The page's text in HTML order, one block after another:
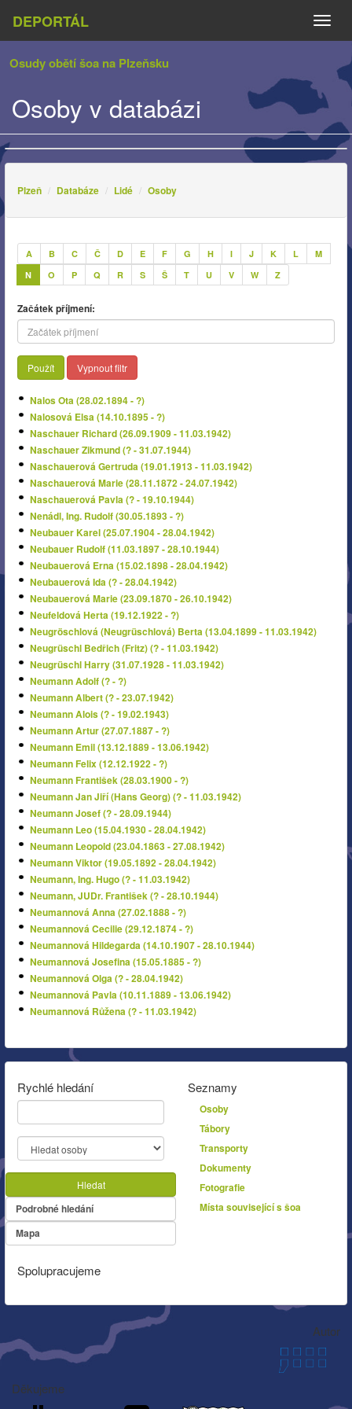
DEPORTÁL
Osudy obětí šoa na Plzeňsku
Osoby v databázi
Plzeň Databáze Lidé Osoby
A B C Č D E F G H I J K L
M
N
O P Q R S Š T U V W Z
Začátek příjmení:
Použít Vypnout filtr
Nalos Ota (28.02.1894 - ?)
Nalosová Elsa (14.10.1895 - ?)
Naschauer Richard (26.09.1909 - 11.03.1942)
Naschauer Zikmund (? - 31.07.1944)
Naschauerová Gertruda (19.01.1913 - 11.03.1942)
Naschauerová Marie (28.11.1872 - 24.07.1942)
Naschauerová Pavla (? - 19.10.1944)
Nenádl, Ing. Rudolf (30.05.1893 - ?)
Neubauer Karel (25.07.1904 - 28.04.1942)
Neubauer Rudolf (11.03.1897 - 28.10.1944)
Neubauerová Erna (15.02.1898 - 28.04.1942)
Neubauerová Ida (? - 28.04.1942)
Neubauerová Marie (23.09.1870 - 26.10.1942)
Neufeldová Herta (19.12.1922 - ?)
Neugröschlová (Neugrüschlová) Berta (13.04.1899 - 11.03.1942)
Neugrüschl Bedřich (Fritz) (? - 11.03.1942)
Neugrüschl Harry (31.07.1928 - 11.03.1942)
Neumann Adolf (? - ?)
Neumann Albert (? - 23.07.1942)
Neumann Alois (? - 19.02.1943)
Neumann Artur (27.07.1887 - ?)
Neumann Emil (13.12.1889 - 13.06.1942)
Neumann Felix (12.12.1922 - ?)
Neumann František (28.03.1900 - ?)
Neumann Jan Jiří (Hans Georg) (? - 11.03.1942)
Neumann Josef (? - 28.09.1944)
Neumann Leo (15.04.1930 - 28.04.1942)
Neumann Leopold (23.04.1863 - 27.08.1942)
Neumann Viktor (19.05.1892 - 28.04.1942)
Neumann, Ing. Hugo (? - 11.03.1942)
Neumann, JUDr. František (? - 28.10.1944)
Neumannová Anna (27.02.1888 - ?)
Neumannová Cecilie (29.12.1874 - ?)
Neumannová Hildegarda (14.10.1907 - 28.10.1944)
Neumannová Josefina (15.05.1885 - ?)
Neumannová Olga (? - 28.04.1942)
Neumannová Pavla (10.11.1889 - 13.06.1942)
Neumannová Růžena (? - 11.03.1942)
Rychlé hledání
Hledat
Podrobné hledání
Mapa
Seznamy
Osoby
Tábory
Transporty
Dokumenty
Fotografie
Místa související s šoa
Spolupracujeme
Autor
Děkujeme